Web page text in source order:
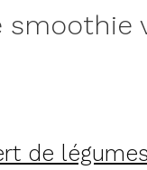
smoothie
de